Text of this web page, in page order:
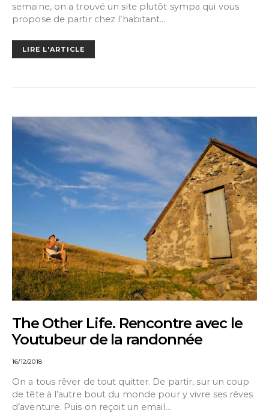
semaine, on a trouvé un site plutôt sympa qui vous
propose de partir chez l’habitant…
LIRE L'ARTICLE
The Other Life. Rencontre avec le
Youtubeur de la randonnée
16/12/2018
On a tous rêver de tout quitter. De partir, sur un coup
de tête à l’autre bout du monde pour y vivre ses rêves
d’aventure. Puis on reçoit un email…